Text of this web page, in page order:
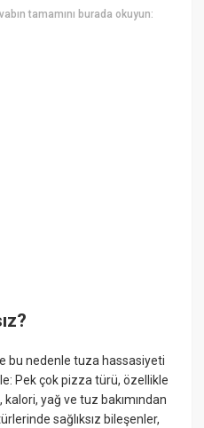
tamamını burada okuyun:
bu nedenle tuza hassasiyeti
Pek çok pizza türü, özellikle
yağ ve tuz bakımından
sağlıksız bileşenler,